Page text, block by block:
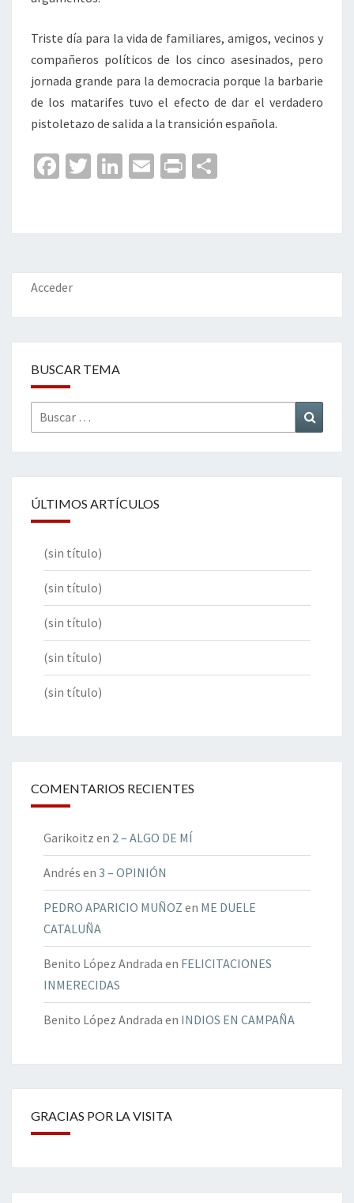
Triste día para la vida de familiares, amigos, vecinos y
compañeros políticos de los cinco asesinados, pero
jornada grande para la democracia porque la barbarie
de los matarifes tuvo el efecto de dar el verdadero
pistoletazo de salida a la transición española.
Fa
o
o
k
T
er
Li
dI
n
E
l
Pr
p
ar
Acceder
BUSCAR TEMA
Buscar
por:
ÚLTIMOS ARTÍCULOS
(sin título)
(sin título)
(sin título)
(sin título)
(sin título)
COMENTARIOS RECIENTES
Garikoitz en 2 – ALGO DE MÍ
Andrés en 3 – OPINIÓN
PEDRO APARICIO MUÑOZ en ME DUELE
CATALUÑA
Benito López Andrada en FELICITACIONES
INMERECIDAS
Benito López Andrada en INDIOS EN CAMPAÑA
GRACIAS POR LA VISITA